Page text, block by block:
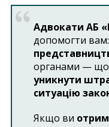
Адвокати АБ
допомогти вам:
органами —
уникнути
ситуацію
Якщо ви